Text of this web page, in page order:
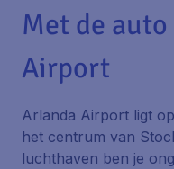
Met de
Airport
Arlanda Airport ligt
het centrum van
luchthaven ben je